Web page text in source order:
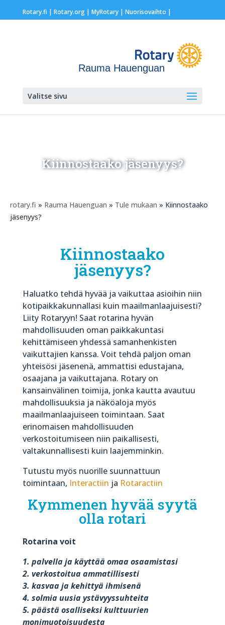
Rotary.fi | Rotary.org| MyRotary | Nuorisovaihto |
Rauma Hauenguan
Valitse sivu
Kiinnostaako jäsenyys?
rotary.fi » Rauma Hauenguan » Tule mukaan » Kiinnostaako
jäsenyys?
Kiinnostaako
jäsenyys?
Haluatko tehdä hyvää ja vaikuttaa asioihin niin
kotipaikkakunnallasi kuin maailmanlaajuisesti?
Liity Rotaryyn! Saat rotarina hyvän
mahdollisuuden oman paikkakuntasi
kehittämiseen yhdessä samanhenkisten
vaikuttajien kanssa. Voit tehdä paljon oman
yhteisösi jäsenenä, ammattisi edustajana,
osaajana ja vaikuttajana. Rotary on
kansainvälinen toimija, jonka kautta avautuu
mahdollisuuksia ja näköaloja myös
maailmanlaajuiseen toimintaan. Saat
erinomaisen mahdollisuuden
verkostoitumiseen niin paikallisesti,
valtakunnallisesti kuin laajemminkin.
Tutustu myös nuorille suunnattuun
toimintaan, Interactiin ja Rotaractiin
Kymmenen hyvää syytä
olla rotari
Rotarina voit
1. palvella ja käyttää omaa osaamistasi
2. verkostoitua ammatillisesti
3. kasvaa ja kehittyä ihmisenä
4. solmia uusia ystävyyssuhteita
5. päästä osalliseksi kulttuurien
monimuotoisuudesta